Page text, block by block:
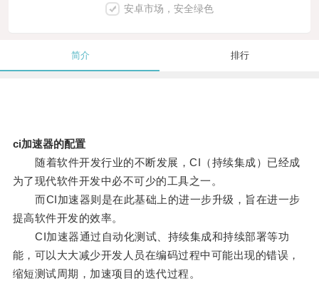
安卓市场，安全绿色
简介 排行
ci加速器的配置
随着软件开发行业的不断发展，CI（持续集成）已经成
为了现代软件开发中必不可少的工具之一。
而CI加速器则是在此基础上的进一步升级，旨在进一步
提高软件开发的效率。
CI加速器通过自动化测试、持续集成和持续部署等功
能，可以大大减少开发人员在编码过程中可能出现的错误，
缩短测试周期，加速项目的迭代过程。